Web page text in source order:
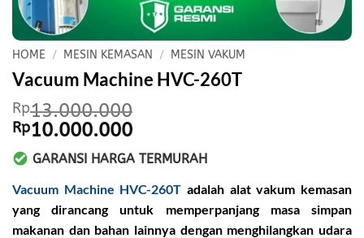
HOME / MESIN KEMASAN / MESIN VAKUM
Vacuum Machine HVC-260T
Rp13.000.000
Original
price
was:
Rp13.000.000.
Rp10.000.000Current
price
is:
Rp10.000.000.
GARANSI HARGA TERMURAH
Vacuum Machine HVC-260T adalah alat vakum kemasan
yang dirancang untuk memperpanjang masa simpan
makanan dan bahan lainnya dengan menghilangkan udara